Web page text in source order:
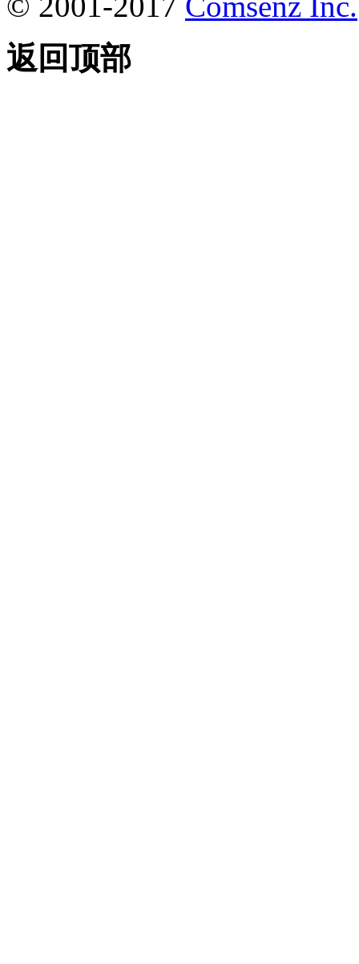
返回顶部